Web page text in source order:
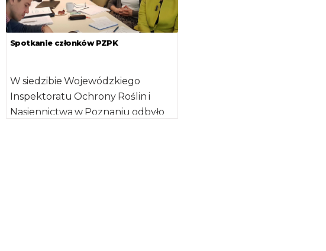
Spotkanie członków PZPK
W siedzibie Wojewódzkiego
Inspektoratu Ochrony Roślin i
Nasiennictwa w Poznaniu odbyło